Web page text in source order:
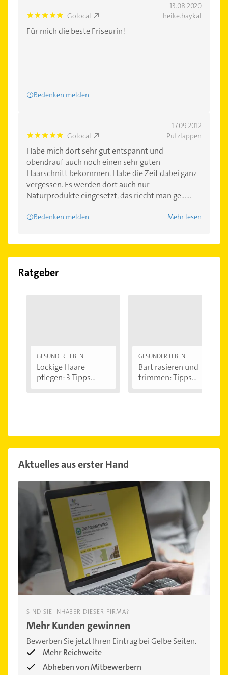
13.08.2020
5.0 Golocal heike.baykal
Für mich die beste Friseurin!
Bedenken melden
17.09.2012
5.0 Golocal Putzlappen
Habe mich dort sehr gut entspannt und
obendrauf auch noch einen sehr guten
Haarschnitt bekommen. Habe die Zeit dabei ganz
vergessen. Es werden dort auch nur
Naturprodukte eingesetzt, das riecht man ge......
Bedenken melden Mehr lesen
Ratgeber
GESÜNDER LEBEN
Lockige Haare
pflegen: 3 Tipps...
GESÜNDER LEBEN
Bart rasieren und
trimmen: Tipps...
Aktuelles aus erster Hand
SIND SIE INHABER DIESER FIRMA?
Mehr Kunden gewinnen
Bewerben Sie jetzt Ihren Eintrag bei Gelbe Seiten.
Mehr Reichweite
Abheben von Mitbewerbern